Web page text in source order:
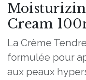
Cream
La Crème
formulée pour
aux peaux